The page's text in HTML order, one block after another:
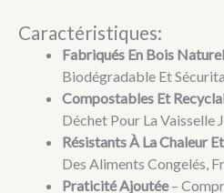
Caractéristiques:
Fabriqués En Bois Naturel
Biodégradable Et
Compostables Et
Déchet Pour La Vaisselle
Résistants À La Chaleur
Des Aliments Congelés,
Praticité Ajoutée–